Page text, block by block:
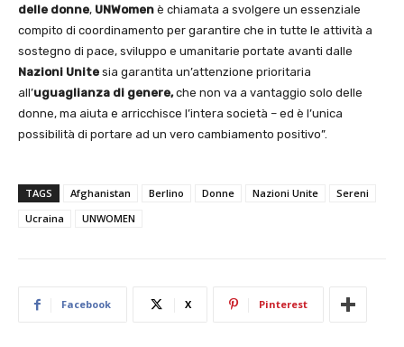
delle donne, UNWomen è chiamata a svolgere un essenziale
compito di coordinamento per garantire che in tutte le attività a
sostegno di pace, sviluppo e umanitarie portate avanti dalle
Nazioni Unite sia garantita un’attenzione prioritaria
all’uguaglianza di genere,che non va a vantaggio solo delle
donne, ma aiuta e arricchisce l’intera società – ed è l’unica
possibilità di portare ad un vero cambiamento positivo”.
TAGS Afghanistan Berlino Donne Nazioni Unite
Sereni
Ucraina
UNWOMEN
Facebook X Pinterest